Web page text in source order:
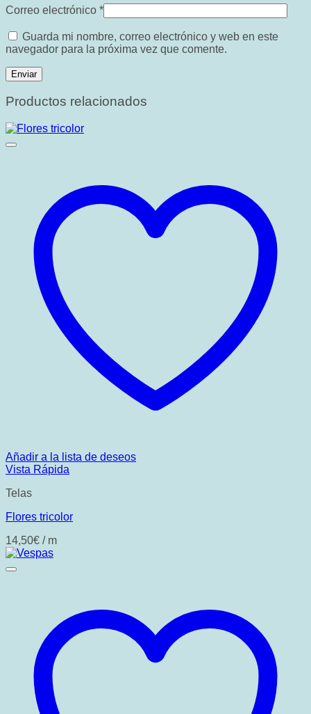
Correo electrónico *
Guarda mi nombre, correo electrónico y web en este
navegador para la próxima vez que comente.
Productos relacionados
Añadir a la lista de deseos
Vista Rápida
Telas
Flores tricolor
14,50€ / m